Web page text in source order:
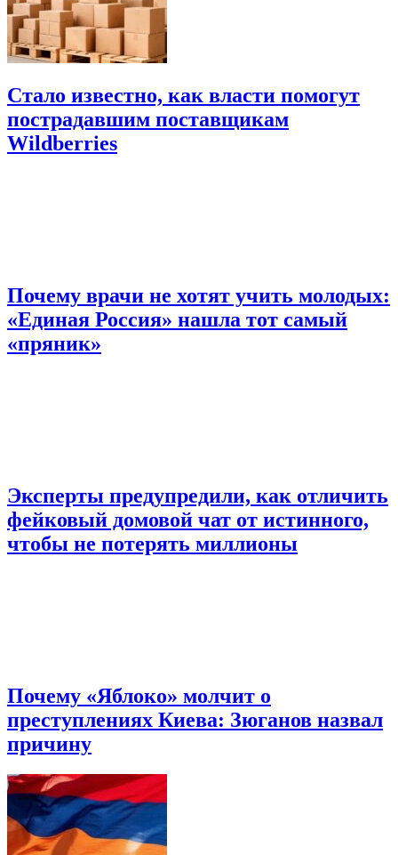
Стало известно, как власти помогут
пострадавшим поставщикам
Wildberries
Почему врачи не хотят учить молодых:
«Единая Россия» нашла тот самый
«пряник»
Эксперты предупредили, как отличить
фейковый домовой чат от истинного,
чтобы не потерять миллионы
Почему «Яблоко» молчит о
преступлениях Киева: Зюганов назвал
причину